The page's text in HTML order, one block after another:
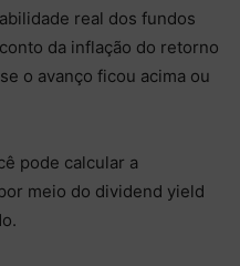
real dos fundos
da inflação do retorno
o avanço ficou acima ou
pode calcular a
meio do dividend yield